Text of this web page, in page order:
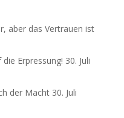
aber das Vertrauen ist
Erpressung! 30. Juli
der Macht 30. Juli